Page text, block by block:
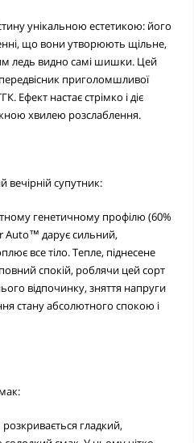
унікальною естетикою: його
що вони утворюють щільне,
ледь видно самі шишки. Цей
приголомшливої
Ефект настає стрімко і діє
хвилею розслаблення.
вечірній супутник:
генетичному профілю (60%
Auto™ дарує сильний,
все тіло. Тепле, піднесене
спокій, роблячи цей сорт
відпочинку, зняття напруги
стану абсолютного спокою і
гладкий,